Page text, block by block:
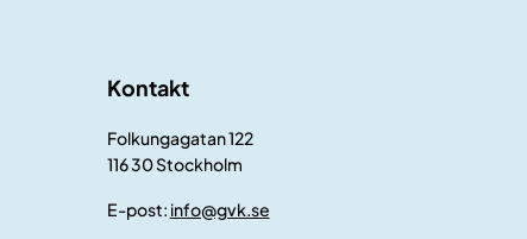
Kontakt
Folkungagatan 122
116 30 Stockholm
E-post: info@gvk.se